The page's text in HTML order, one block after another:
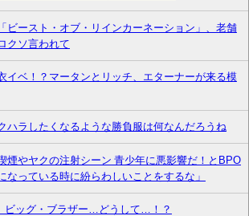
ビースト・オブ・リインカーネーション」、老舗
クソ言われて
イベ！？マータンとリッチ、エターナーが来る模
ハラしたくなるような勝負服は何なんだろうね
煙やヤクの注射シーン 青少年に悪影響だ！とBPO
なっている時に紛らわしいことをするな」
ビッグ・ブラザー…どうして…！？